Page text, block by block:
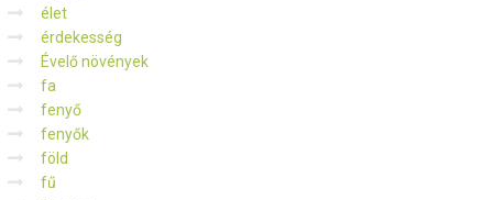
élet
érdekesség
Évelő növények
fa
fenyő
fenyők
föld
fű